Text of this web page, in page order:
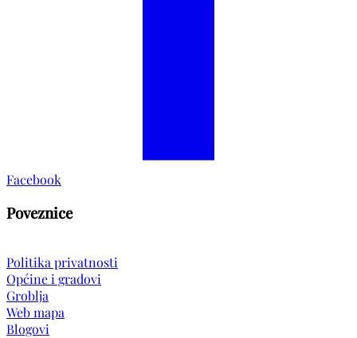
Facebook
Poveznice
Politika privatnosti
Općine i gradovi
Groblja
Web mapa
Blogovi